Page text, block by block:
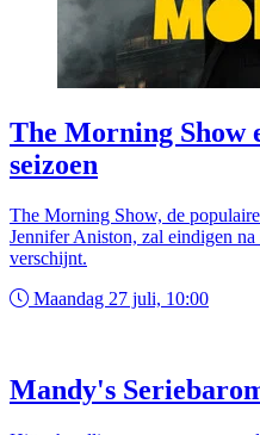
The Morning Show
seizoen
The Morning Show, de
Jennifer Aniston, zal eindigen
verschijnt.
Maandag 27 juli, 10:00
Mandy's